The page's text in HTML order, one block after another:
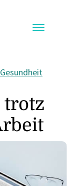
Gesundheit
trotz